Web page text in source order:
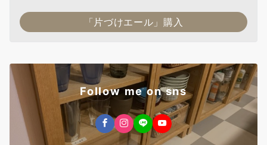
「片づけエール」購入
Follow me on sns